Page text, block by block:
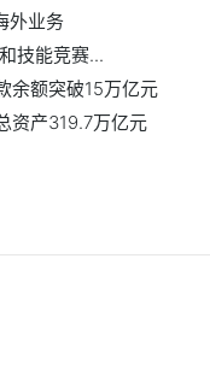
外业务
技能竞赛...
余额突破15万亿元
资产319.7万亿元